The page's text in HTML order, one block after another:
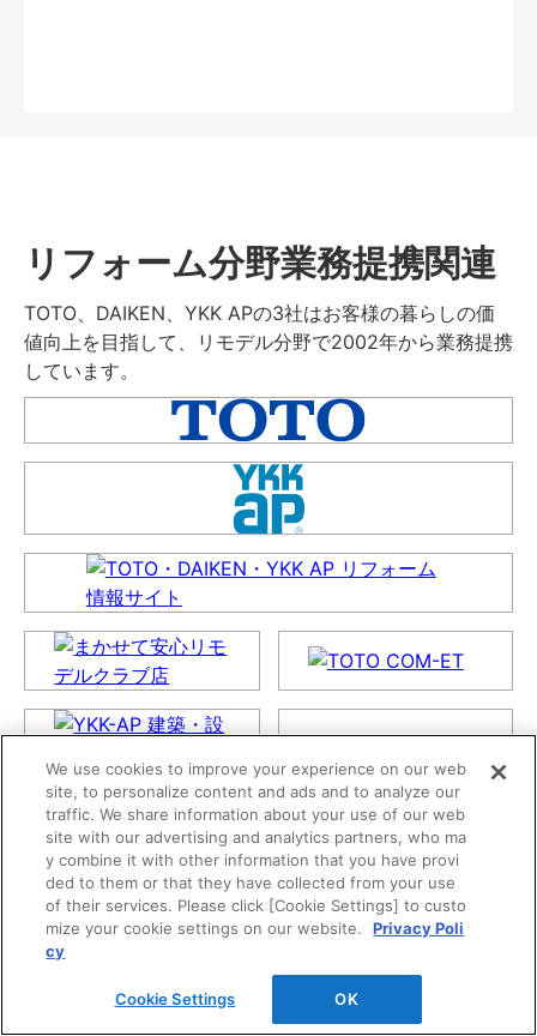
リフォーム分野業務提携関連
TOTO、DAIKEN、YKK APの3社はお客様の暮らしの価
値向上を目指して、リモデル分野で2002年から業務提携
しています。
We use cookies to improve your experience on our web
site, to personalize content and ads and to analyze our
traffic. We share information about your use of our web
site with our advertising and analytics partners, who ma
y combine it with other information that you have provi
ded to them or that they have collected from your use
of their services. Please click [Cookie Settings] to custo
mize your cookie settings on our website.
Privacy Poli
cy
Cookie Settings OK